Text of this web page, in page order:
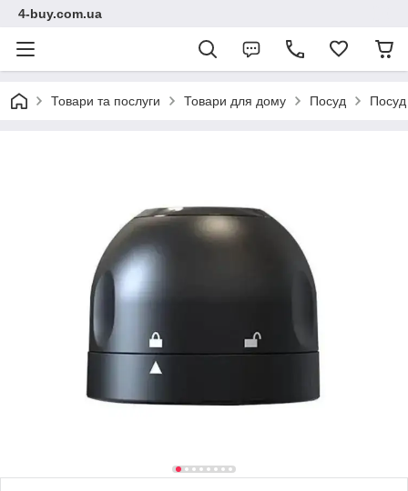
4-buy.com.ua
Товари та послуги Товари для дому Посуд